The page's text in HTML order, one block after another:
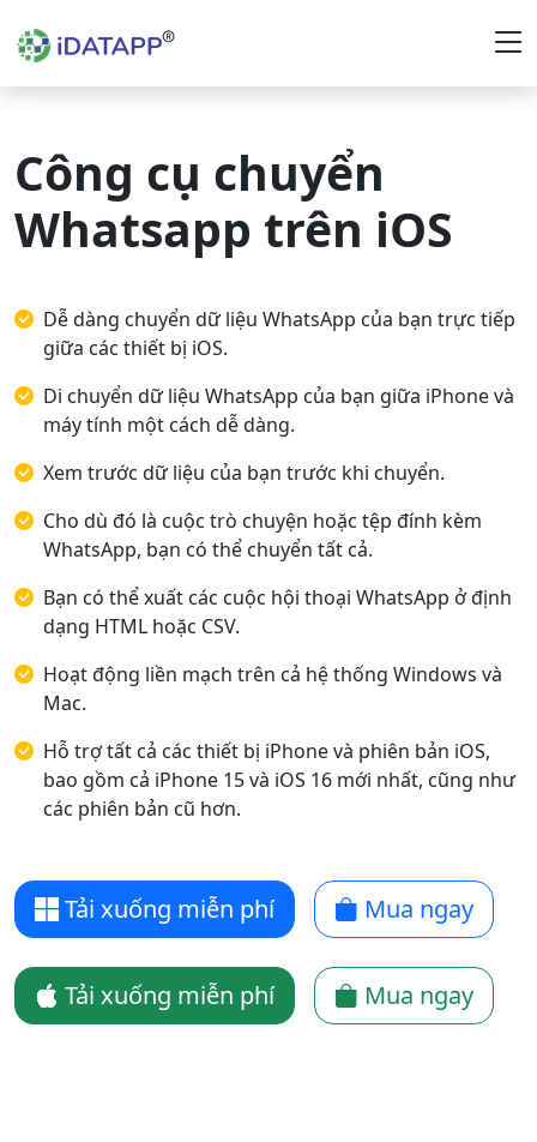
Công cụ chuyển
Whatsapp trên iOS
Dễ dàng chuyển dữ liệu WhatsApp của bạn trực tiếp
giữa các thiết bị iOS.
Di chuyển dữ liệu WhatsApp của bạn giữa iPhone và
máy tính một cách dễ dàng.
Xem trước dữ liệu của bạn trước khi chuyển.
Cho dù đó là cuộc trò chuyện hoặc tệp đính kèm
WhatsApp, bạn có thể chuyển tất cả.
Bạn có thể xuất các cuộc hội thoại WhatsApp ở định
dạng HTML hoặc CSV.
Hoạt động liền mạch trên cả hệ thống Windows và
Mac.
Hỗ trợ tất cả các thiết bị iPhone và phiên bản iOS,
bao gồm cả iPhone 15 và iOS 16 mới nhất, cũng như
các phiên bản cũ hơn.
Tải xuống miễn phí Mua ngay
Tải xuống miễn phí Mua ngay